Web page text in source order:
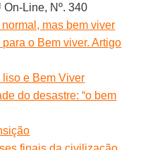
On-Line, Nº. 340
mas bem viver
o Bem viver. Artigo
liso e Bem Viver
do desastre: “o bem